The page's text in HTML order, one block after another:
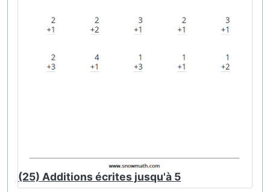
(25) Additions écrites jusqu'à 5